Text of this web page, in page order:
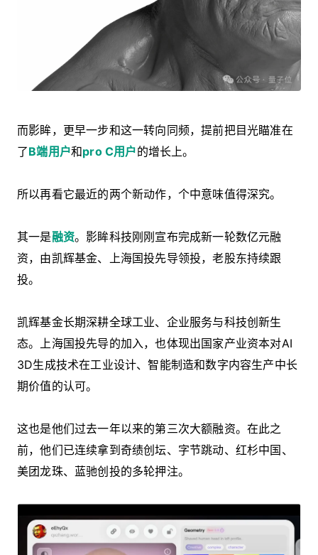
而影眸，更早一步和这一转向同频，提前把目光瞄准在
了B端用户和pro C用户的增长上。
所以再看它最近的两个新动作，个中意味值得深究。
其一是融资。影眸科技刚刚宣布完成新一轮数亿元融
资，由凯辉基金、上海国投先导领投，老股东持续跟
投。
凯辉基金长期深耕全球工业、企业服务与科技创新生
态。上海国投先导的加入，也体现出国家产业资本对AI
3D生成技术在工业设计、智能制造和数字内容生产中长
期价值的认可。
这也是他们过去一年以来的第三次大额融资。在此之
前，他们已连续拿到奇绩创坛、字节跳动、红杉中国、
美团龙珠、蓝驰创投的多轮押注。